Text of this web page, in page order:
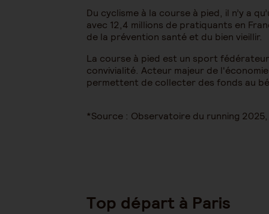
Du cyclisme à la course à pied, il n’y a
avec 12,4 millions de pratiquants en
de la prévention santé et du bien vieillir.
La course à pied est un sport
convivialité. Acteur majeur de
permettent de collecter des fonds au
*Source : Observatoire du running
Top départ à Paris